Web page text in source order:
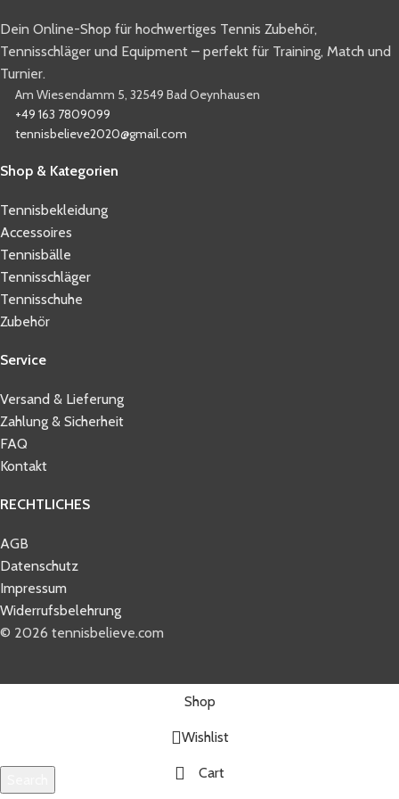
Dein Online-Shop für hochwertiges Tennis Zubehör,
Tennisschläger und Equipment – perfekt für Training, Match und
Turnier.
Am Wiesendamm 5, 32549 Bad Oeynhausen
+49 163 7809099
tennisbelieve2020@gmail.com
Shop & Kategorien
Tennisbekleidung
Accessoires
Tennisbälle
Tennisschläger
Tennisschuhe
Zubehör
Service
Versand & Lieferung
Zahlung & Sicherheit
FAQ
Kontakt
RECHTLICHES
AGB
Datenschutz
Impressum
Widerrufsbelehrung
© 2026 tennisbelieve.com
Shop
Wishlist
Cart